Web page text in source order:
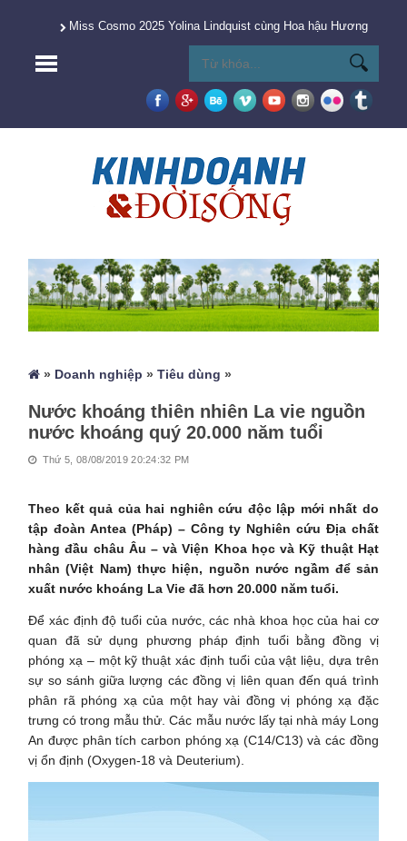
Miss Cosmo 2025 Yolina Lindquist cùng Hoa hậu Hương
» Doanh nghiệp »Tiêu dùng »
Nước khoáng thiên nhiên La vie nguồn
nước khoáng quý 20.000 năm tuổi
Thứ 5, 08/08/2019 20:24:32 PM
Theo kết quả của hai nghiên cứu độc lập mới nhất do
tập đoàn Antea (Pháp) – Công ty Nghiên cứu Địa chất
hàng đầu châu Âu – và Viện Khoa học và Kỹ thuật Hạt
nhân (Việt Nam) thực hiện, nguồn nước ngầm để sản
xuất nước khoáng La Vie đã hơn 20.000 năm tuổi.
Để xác định độ tuổi của nước, các nhà khoa học của hai cơ
quan đã sử dụng phương pháp định tuổi bằng đồng vị
phóng xạ – một kỹ thuật xác định tuổi của vật liệu, dựa trên
sự so sánh giữa lượng các đồng vị liên quan đến quá trình
phân rã phóng xạ của một hay vài đồng vị phóng xạ đặc
trưng có trong mẫu thử. Các mẫu nước lấy tại nhà máy Long
An được phân tích carbon phóng xạ (C14/C13) và các đồng
vị ổn định (Oxygen-18 và Deuterium).